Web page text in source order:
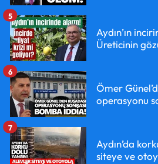
Aydın’ın
Üreticinin
5
Ömer
operasyonu
6
Aydın’da
siteye ve
7